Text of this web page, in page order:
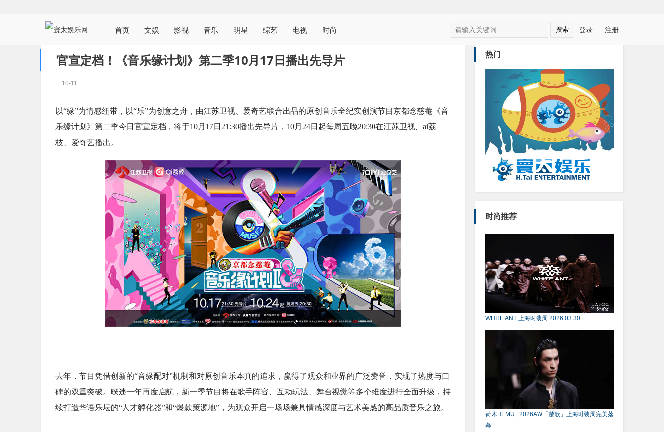
首页 文娱 影视 音乐 明星 综艺 电视 时尚 登录 注册
官宣定档！《音乐缘计划》第二季10月17日播出先导片
10-11
以“缘”为情感纽带，以“乐”为创意之舟，由江苏卫视、爱奇艺联合出品的原创音乐全纪实创演节目京都念慈菴《音
乐缘计划》第二季今日官宣定档，将于10月17日21:30播出先导片，10月24日起每周五晚20:30在江苏卫视、ai荔
枝、爱奇艺播出。
去年，节目凭借创新的“音缘配对”机制和对原创音乐本真的追求，赢得了观众和业界的广泛赞誉，实现了热度与口
碑的双重突破。暌违一年再度启航，新一季节目将在歌手阵容、互动玩法、舞台视觉等多个维度进行全面升级，持
续打造华语乐坛的“人才孵化器”和“爆款策源地”，为观众开启一场场兼具情感深度与艺术美感的高品质音乐之旅。
热门
时尚推荐
WHITE ANT 上海时装周 2026.03.30
荷木HEMU | 2026AW「楚歌」上海时装周完美落
幕